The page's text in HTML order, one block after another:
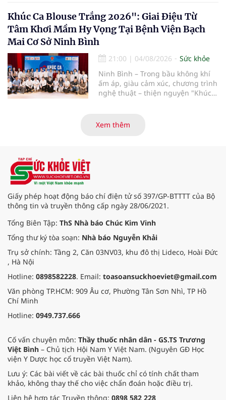
thương nặng và thời gian thiếu
máu kéo dài, các bác sĩ đã tái lập
tuần hoàn thành công sau ca vi
phẫu kéo dài 3 giờ.
Khúc Ca Blouse Trắng 2026": Giai Điệu Từ
Tâm Khơi Mầm Hy Vọng Tại Bệnh Viện Bạch
Mai Cơ Sở Ninh Bình
21:00 | 04/08/2026
Sức khỏe
Ninh Bình – Trong bầu không khí
ấm áp, giàu cảm xúc, chương trình
nghệ thuật – thiện nguyện "Khúc
điểm dừng chân đầu tiên tại Bệnh
viện Bạch Mai cơ sở Ninh Bình.
Xem thêm
Giấy phép hoạt động báo chí điện tử số 397/GP-BTTTT của Bộ
thông tin và truyền thông cấp ngày 28/06/2021.
Tổng Biên Tập: ThS Nhà báo Chúc Kim Vinh
Tổng thư ký tòa soạn: Nhà báo Nguyễn Khải
Trụ sở chính: Tầng 2, Căn 03NV03, khu đô thị Lideco, Hoài Đức
, Hà Nội
Hotline: 0898582228. Email: toasoansuckhoeviet@gmail.com
Văn phòng TP.HCM: 909 Âu cơ, Phường Tân Sơn Nhì, TP Hồ
Chí Minh
Hotline: 0949.737.666
Cố vấn chuyên môn: Thầy thuốc nhân dân - GS.TS Trương
Việt Bình – Chủ tịch Hội Nam Y Việt Nam. (Nguyên GĐ Học
viện Y Dược học cổ truyền Việt Nam).
Lưu ý: Các bài viết về các bài thuốc chỉ có tính chất tham
khảo, không thay thế cho việc chẩn đoán hoặc điều trị.
Liên hệ hợp tác Truyền thông: 0898 582 228